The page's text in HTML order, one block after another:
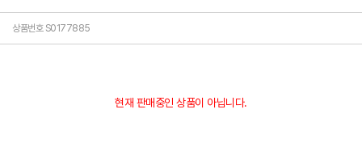
상품번호 S0177885
현재 판매중인 상품이 아닙니다.